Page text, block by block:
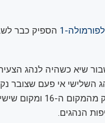
1
הספיק כבר
לשבור שיא כשהיה לנהג
היה לנהג השלישי אי פעם שצובר
בכל שלושת מירוצי הגרנד פרי שלו: מקום רביעי באוסטרליה אחרי
הנהגים.